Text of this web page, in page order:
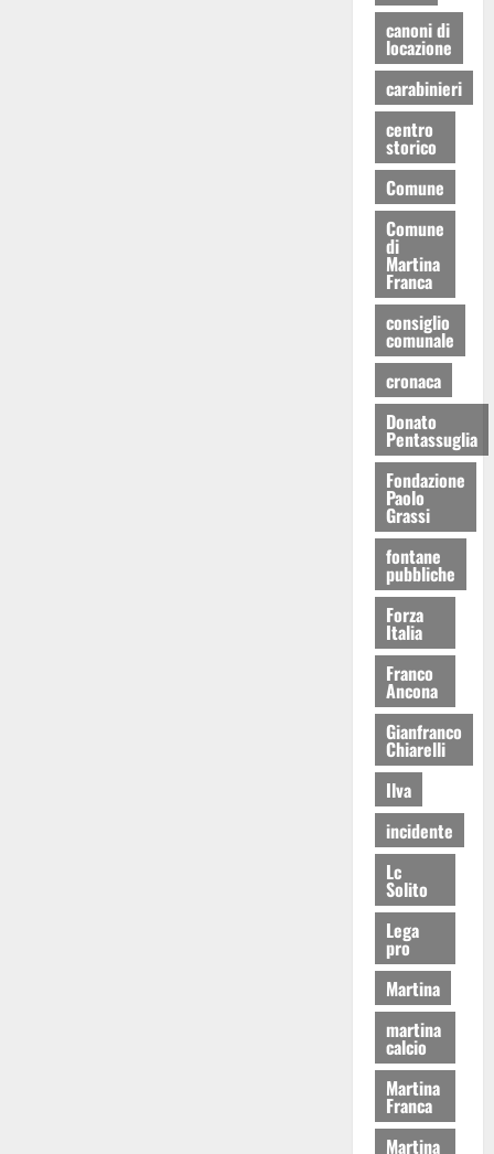
canoni di
locazione
carabinieri
centro
storico
Comune
Comune
di
Martina
Franca
consiglio
comunale
cronaca
Donato
Pentassuglia
Fondazione
Paolo
Grassi
fontane
pubbliche
Forza
Italia
Franco
Ancona
Gianfranco
Chiarelli
Ilva
incidente
Lc
Solito
Lega
pro
Martina
martina
calcio
Martina
Franca
Martina